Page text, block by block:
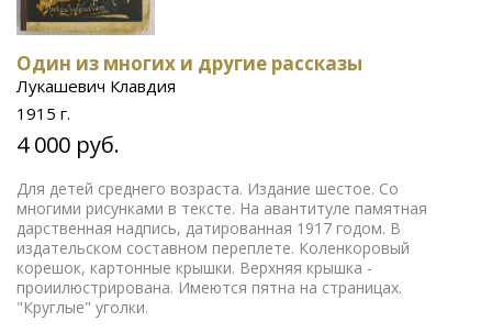
Один из многих и другие рассказы
Лукашевич Клавдия
1915 г.
4 000 руб.
Для детей среднего возраста. Издание шестое. Со
многими рисунками в тексте. На авантитуле памятная
дарственная надпись, датированная 1917 годом. В
издательском составном переплете. Коленкоровый
корешок, картонные крышки. Верхняя крышка -
проиилюстрирована. Имеются пятна на страницах.
"Круглые" уголки.